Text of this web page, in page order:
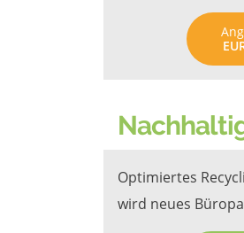
Optimiertes
wird neues